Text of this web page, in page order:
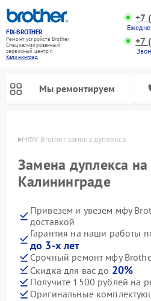
FIX-BROTHER
Ремонт устройств Brother
Специализированный
cервисный центр г.
Калининград
+7
+7
Мы ремонтируем
МФУ Brother замена дуплекса
Замена дуплекса
Калининграде
Привезем и увезем мфу
доставкой
Гарантия на наши работы
до 3-х лет
Срочный ремонт мфу
Скидка для вас до 20%
Получите 1500 рублей на
Оригинальные